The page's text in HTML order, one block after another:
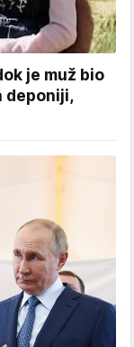
je muž bio
deponiji,